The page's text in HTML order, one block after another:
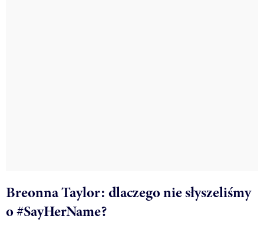
Breonna Taylor: dlaczego nie słyszeliśmy
o #SayHerName?